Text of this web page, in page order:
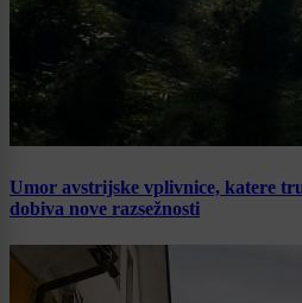
Umor avstrijske vplivnice, katere
dobiva nove razsežnosti